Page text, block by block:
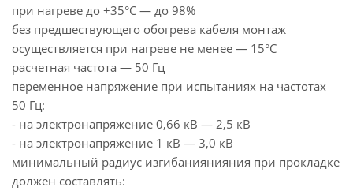
при нагреве до +35°С — до 98%
без предшествующего обогрева кабеля монтаж
осуществляется при нагреве не менее — 15°С
расчетная частота — 50 Гц
переменное напряжение при испытаниях на частотах
50 Гц:
- на электронапряжение 0,66 кВ — 2,5 кВ
- на электронапряжение 1 кВ — 3,0 кВ
минимальный радиус изгибаниянияния при прокладке
должен составлять: